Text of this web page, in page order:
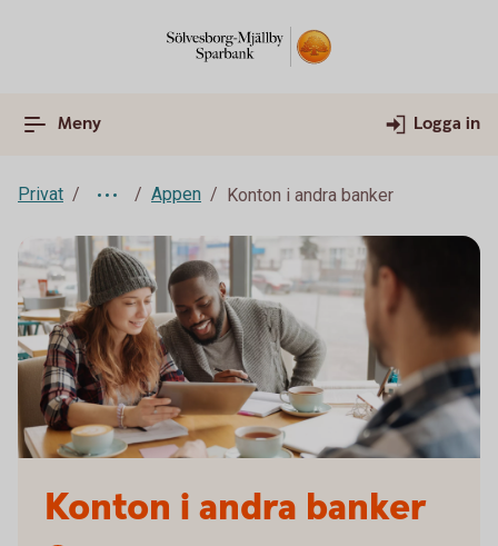
Meny Logga in
Privat Appen Konton i andra banker
Konton i andra banker